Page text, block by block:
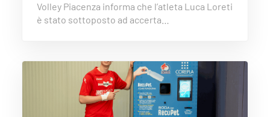
Volley Piacenza informa che l’atleta Luca Loreti
è stato sottoposto ad accerta…